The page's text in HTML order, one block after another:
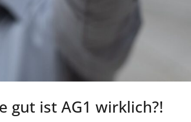
gut ist AG1 wirklich?!